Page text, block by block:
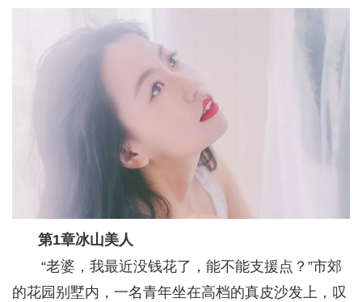
第1章冰山美人
“老婆，我最近没钱花了，能不能支援点？”市郊
的花园别墅内，一名青年坐在高档的真皮沙发上，叹